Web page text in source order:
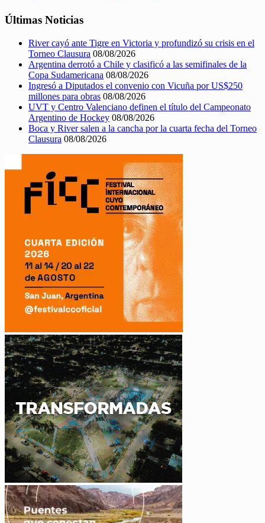
Últimas Noticias
River cayó ante Tigre en Victoria y profundizó su crisis en el
Torneo Clausura 08/08/2026
Argentina derrotó a Chile y clasificó a las semifinales de la
Copa Sudamericana 08/08/2026
Ingresó a Diputados el convenio con Vicuña por US$250
millones para obras 08/08/2026
UVT y Centro Valenciano definen el título del Campeonato
Argentino de Hockey 08/08/2026
Boca y River salen a la cancha por la cuarta fecha del Torneo
Clausura 08/08/2026